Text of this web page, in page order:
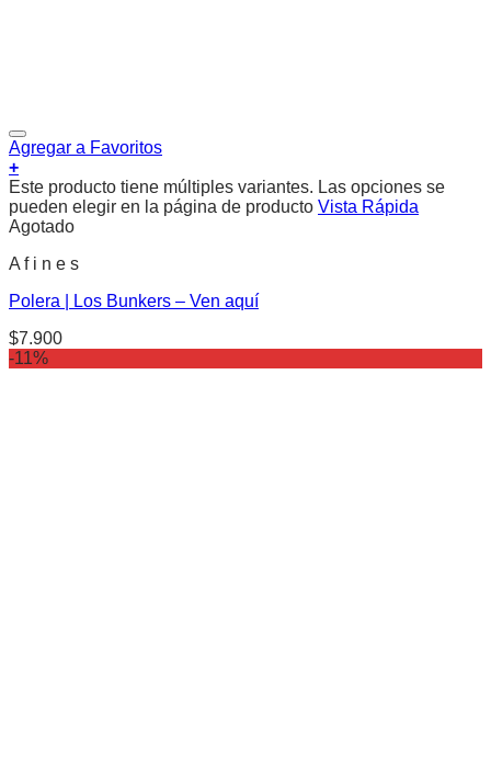
Agregar a Favoritos
+
Este producto tiene múltiples variantes. Las opciones se
pueden elegir en la página de producto Vista Rápida
Agotado
A f i n e s
Polera | Los Bunkers – Ven aquí
$7.900
-11%